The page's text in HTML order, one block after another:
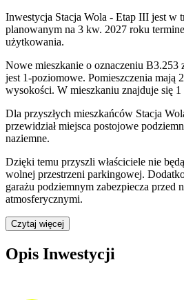
Inwestycja Stacja Wola - Etap III jest w
planowanym na 3 kw. 2027 roku
użytkowania.
Nowe mieszkanie o oznaczeniu B3.253
jest 1-poziomowe. Pomieszczenia mają
wysokości. W mieszkaniu znajduje się 1
Dla przyszłych mieszkańców Stacja
przewidziałmiejsca postojowe
naziemne.
Dzięki temu przyszli właściciele nie
wolnej przestrzeni parkingowej.
garażu podziemnym zabezpiecza przed
atmosferycznymi.
Czytaj więcej
Opis Inwestycji